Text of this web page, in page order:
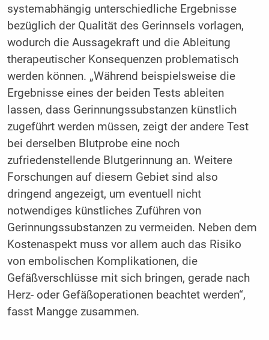
systemabhängig unterschiedliche Ergebnisse
bezüglich der Qualität des Gerinnsels vorlagen,
wodurch die Aussagekraft und die Ableitung
therapeutischer Konsequenzen problematisch
werden können. „Während beispielsweise die
Ergebnisse eines der beiden Tests ableiten
lassen, dass Gerinnungssubstanzen künstlich
zugeführt werden müssen, zeigt der andere Test
bei derselben Blutprobe eine noch
zufriedenstellende Blutgerinnung an. Weitere
Forschungen auf diesem Gebiet sind also
dringend angezeigt, um eventuell nicht
notwendiges künstliches Zuführen von
Gerinnungssubstanzen zu vermeiden. Neben dem
Kostenaspekt muss vor allem auch das Risiko
von embolischen Komplikationen, die
Gefäßverschlüsse mit sich bringen, gerade nach
Herz- oder Gefäßoperationen beachtet werden“,
fasst Mangge zusammen.